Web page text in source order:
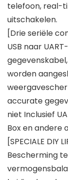
telefoon, real-
uitschakelen.
[Drie seriële
USB naar
worden
accurate
niet Inclusief
Box en andere
[SPECIALE DIY
Bescherming